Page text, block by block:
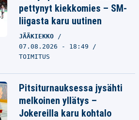
pettynyt kiekkomies – SM-
liigasta karu uutinen
JÄÄKIEKKO
07.08.2026 - 18:49
TOIMITUS
Pitsiturnauksessa jysähti
melkoinen yllätys –
Jokereilla karu kohtalo